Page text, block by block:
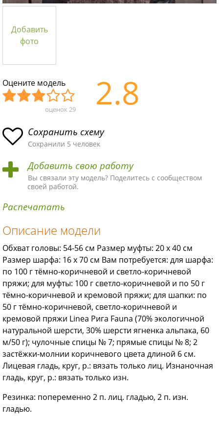
Добавить
фото
Оцените модель
асн
ая
ма
пло
хая
ма
ыч
ная
ма
Хор
ая
ма
Отл
ая
ма!
оценок 29 2.8
Сохранить схему
Сохранили 5 человек
Добавить свою работу
Вы связали эту модель? Поделитесь с сообществом
своей работой.
Распечатать
Описание модели
Обхват головы: 54-56 см Размер муфты: 20 х 40 см
Размер шарфа: 16 х 70 см Вам потребуется: для шарфа:
по 100 г тёмно-коричневой и светло-коричневой
пряжи; для муфты: 100 г светло-коричневой и по 50 г
тёмно-коричневой и кремовой пряжи; для шапки: по
50 г тёмно-коричневой, светло-коричневой и
кремовой пряжи Linea Рига Fauna (70% экологичной
натуральной шерсти, 30% шерсти ягненка альпака, 60
м/50 г); чулочные спицы № 7; прямые спицы № 8; 2
застёжки-молнии коричневого цвета длиной 6 см.
Лицевая гладь, круг, р.: вязать только лиц. Изнаночная
гладь, круг, р.: вязать только изн.
Резинка: попеременно 2 п. лиц. гладью, 2 п. изн.
гладью.